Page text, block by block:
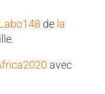
de la
avec